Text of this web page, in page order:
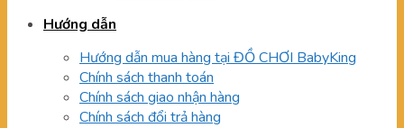
Hướng dẫn
Hướng dẫn mua hàng tại ĐỒ CHƠI BabyKing
Chính sách thanh toán
Chính sách giao nhận hàng
Chính sách đổi trả hàng